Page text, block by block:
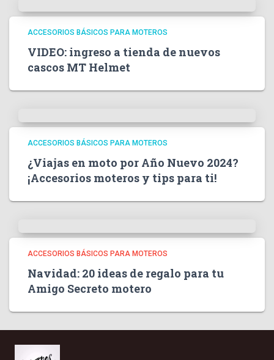
ACCESORIOS BÁSICOS PARA MOTEROS
VIDEO: ingreso a tienda de nuevos
cascos MT Helmet
ACCESORIOS BÁSICOS PARA MOTEROS
¿Viajas en moto por Año Nuevo 2024?
¡Accesorios moteros y tips para ti!
ACCESORIOS BÁSICOS PARA MOTEROS
Navidad: 20 ideas de regalo para tu
Amigo Secreto motero